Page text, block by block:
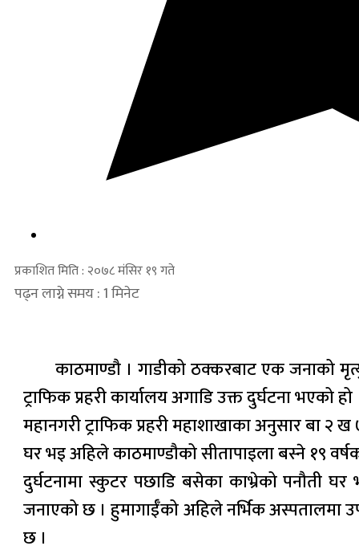
प्रकाशित मिति : २०७८ मंसिर १९ गते
पढ्न लाग्ने समय : 1 मिनेट
काठमाण्डौ । गाडीको ठक्करबाट एक जनाको
ट्राफिक प्रहरी कार्यालय अगाडि उक्त दुर्घटना भएको हो
महानगरी ट्राफिक प्रहरी महाशाखाका अनुसार बा
घर भइ अहिले काठमाण्डौको सीतापाइला बस्ने १९
दुर्घटनामा स्कुटर पछाडि बसेका काभ्रेको पनौती
जनाएको छ । हुमागाईँको अहिले नर्भिक अस्पतालमा
छ ।